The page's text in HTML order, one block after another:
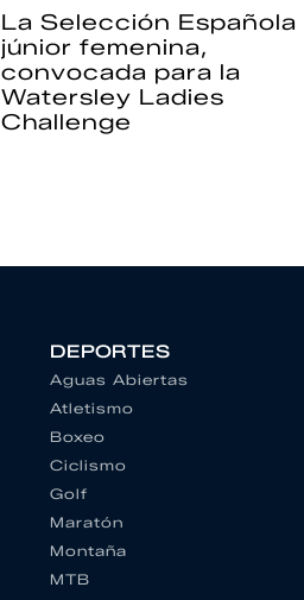
La Selección Española
júnior femenina,
convocada para la
Watersley Ladies
Challenge
DEPORTES
Aguas Abiertas
Atletismo
Boxeo
Ciclismo
Golf
Maratón
Montaña
MTB